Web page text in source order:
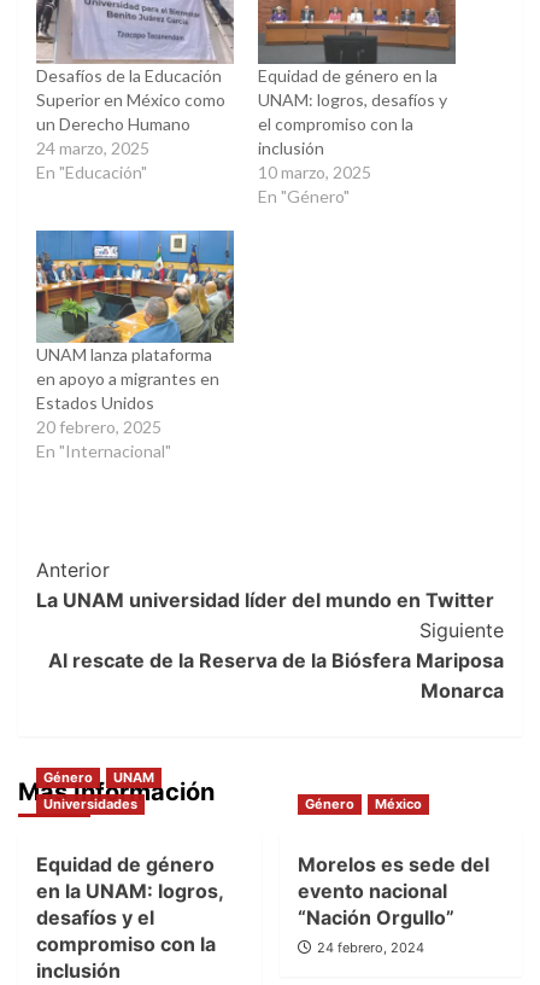
Desafíos de la Educación
Superior en México como
un Derecho Humano
24 marzo, 2025
En "Educación"
Equidad de género en la
UNAM: logros, desafíos y
el compromiso con la
inclusión
10 marzo, 2025
En "Género"
UNAM lanza plataforma
en apoyo a migrantes en
Estados Unidos
20 febrero, 2025
En "Internacional"
Post
Navigation
Anterior
La UNAM universidad líder del mundo en Twitter
Siguiente
Al rescate de la Reserva de la Biósfera Mariposa
Monarca
Más Información
Género
UNAM
Universidades
Equidad de género
en la UNAM: logros,
desafíos y el
compromiso con la
inclusión
Género México
Morelos es sede del
evento nacional
“Nación Orgullo”
24 febrero, 2024